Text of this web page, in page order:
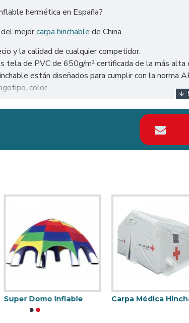
hermética en España?
mejorcarpa hinchable de China.
y la calidad de cualquier competidor.
tela de PVC de 650g/m² certificada de la más
están diseñados para cumplir con la
color.
en todo el mundo: Estados Unidos,
calidad y diseños le brinda el mejor retorno de la
Domo Inflable Carpa Médica Hinchable
Carpa Hinchable Blanca